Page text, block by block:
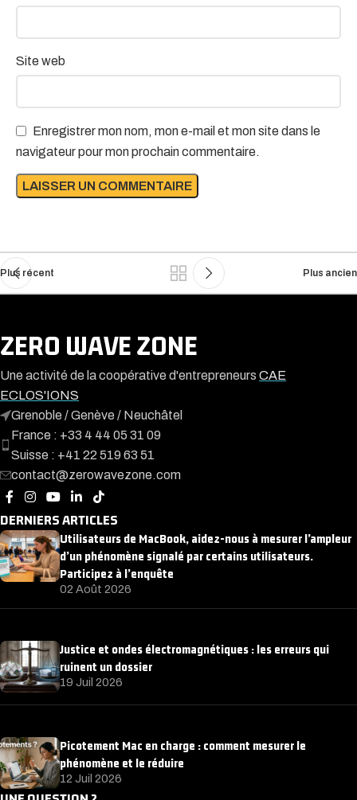
Site web
Enregistrer mon nom, mon e-mail et mon site dans le
navigateur pour mon prochain commentaire.
Plus récent Plus ancien
ZERO WAVE ZONE
Une activité de la coopérative d'entrepreneurs CAE
ECLOS'IONS
Grenoble / Genève / Neuchâtel
France : +33 4 44 05 31 09
Suisse : +41 22 519 63 51
contact@zerowavezone.com
DERNIERS ARTICLES
Utilisateurs de MacBook, aidez-nous à mesurer l’ampleur
d’un phénomène signalé par certains utilisateurs.
Participez à l’enquête
02 Août 2026
Justice et ondes électromagnétiques : les erreurs qui
ruinent un dossier
19 Juil 2026
Picotement Mac en charge : comment mesurer le
phénomène et le réduire
12 Juil 2026